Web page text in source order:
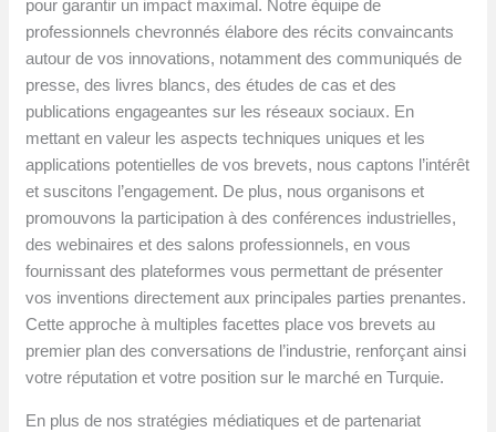
pour garantir un impact maximal. Notre équipe de
professionnels chevronnés élabore des récits convaincants
autour de vos innovations, notamment des communiqués de
presse, des livres blancs, des études de cas et des
publications engageantes sur les réseaux sociaux. En
mettant en valeur les aspects techniques uniques et les
applications potentielles de vos brevets, nous captons l’intérêt
et suscitons l’engagement. De plus, nous organisons et
promouvons la participation à des conférences industrielles,
des webinaires et des salons professionnels, en vous
fournissant des plateformes vous permettant de présenter
vos inventions directement aux principales parties prenantes.
Cette approche à multiples facettes place vos brevets au
premier plan des conversations de l’industrie, renforçant ainsi
votre réputation et votre position sur le marché en Turquie.
En plus de nos stratégies médiatiques et de partenariat